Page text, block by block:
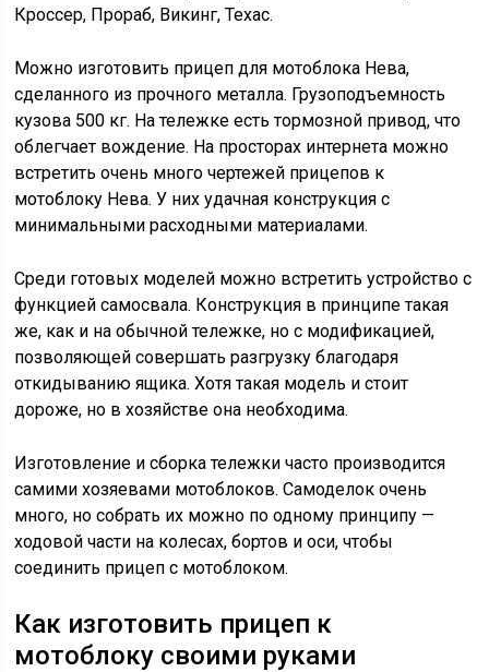
Кроссер, Прораб, Викинг, Техас.
Можно изготовить прицеп для мотоблока Нева,
сделанного из прочного металла. Грузоподъемность
кузова 500 кг. На тележке есть тормозной привод, что
облегчает вождение. На просторах интернета можно
встретить очень много чертежей прицепов к
мотоблоку Нева. У них удачная конструкция с
минимальными расходными материалами.
Среди готовых моделей можно встретить устройство с
функцией самосвала. Конструкция в принципе такая
же, как и на обычной тележке, но с модификацией,
позволяющей совершать разгрузку благодаря
откидыванию ящика. Хотя такая модель и стоит
дороже, но в хозяйстве она необходима.
Изготовление и сборка тележки часто производится
самими хозяевами мотоблоков. Самоделок очень
много, но собрать их можно по одному принципу —
ходовой части на колесах, бортов и оси, чтобы
соединить прицеп с мотоблоком.
Как изготовить прицеп к
мотоблоку своими руками